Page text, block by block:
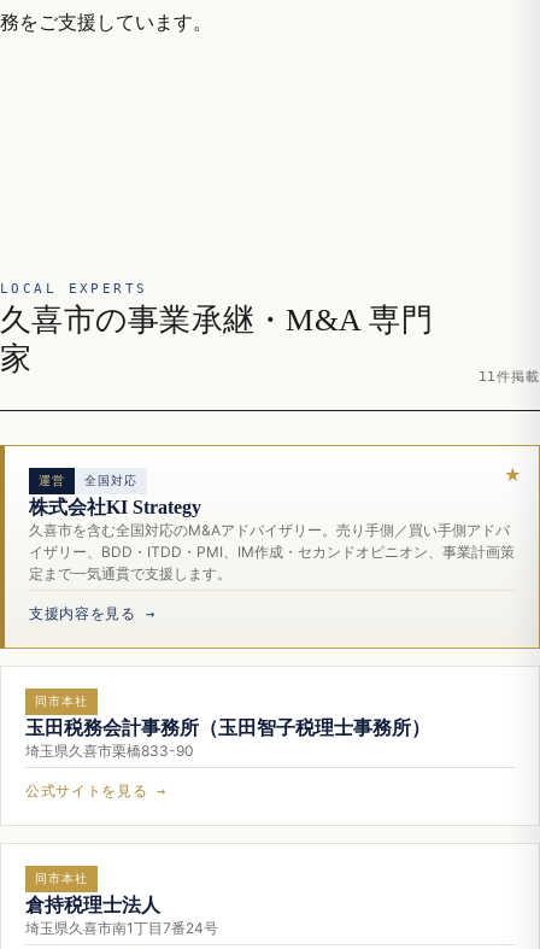
務をご支援しています。
LOCAL EXPERTS
久喜市の事業承継・M&A 専門
家
11件掲載
運営 全国対応
株式会社KI Strategy
久喜市を含む全国対応のM&Aアドバイザリー。売り手側／買い手側アドバ
イザリー、BDD・ITDD・PMI、IM作成・セカンドオピニオン、事業計画策
定まで一気通貫で支援します。
支援内容を見る →
同市本社
玉田税務会計事務所（玉田智子税理士事務所）
埼玉県久喜市栗橋833-90
公式サイトを見る →
同市本社
倉持税理士法人
埼玉県久喜市南1丁目7番24号